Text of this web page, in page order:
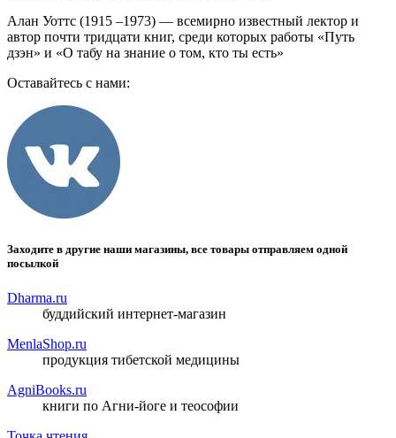
Алан Уоттс (1915 –1973) — всемирно известный лектор и
автор почти тридцати книг, среди которых работы «Путь
дзэн» и «О табу на знание о том, кто ты есть»
Оставайтесь с нами:
Заходите в другие наши магазины, все товары отправляем одной
посылкой
Dharma.ru
буддийский интернет-магазин
MenlaShop.ru
продукция тибетской медицины
AgniBooks.ru
книги по Агни-йоге и теософии